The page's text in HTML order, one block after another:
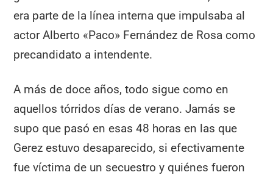
era parte de la línea interna que impulsaba al
actor Alberto «Paco» Fernández de Rosa como
precandidato a intendente.
A más de doce años, todo sigue como en
aquellos tórridos días de verano. Jamás se
supo que pasó en esas 48 horas en las que
Gerez estuvo desaparecido, si efectivamente
fue víctima de un secuestro y quiénes fueron